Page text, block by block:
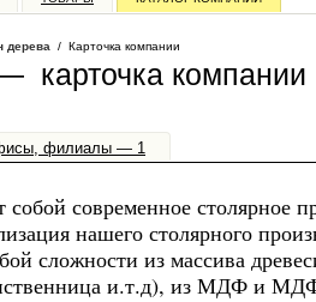
дерева / Карточка компании
карточка компании
филиалы — 1
современное столярное
нашего столярного
сложности из массива
и.т.д), из МДФ и